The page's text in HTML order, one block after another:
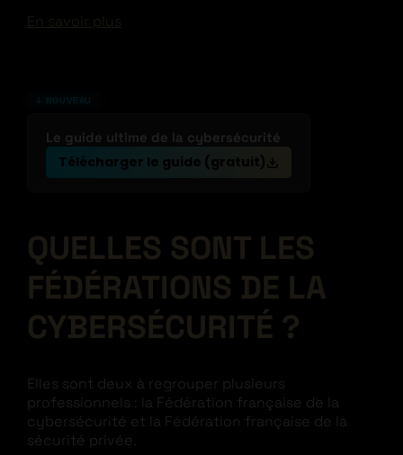
En savoir plus
↓ NOUVEAU
Le guide ultime de la cybersécurité
Télécharger le guide (gratuit)
QUELLES SONT LES
FÉDÉRATIONS DE LA
CYBERSÉCURITÉ ?
Elles sont deux à regrouper plusieurs
professionnels : la Fédération française de la
cybersécurité et la Fédération française de la
sécurité privée.